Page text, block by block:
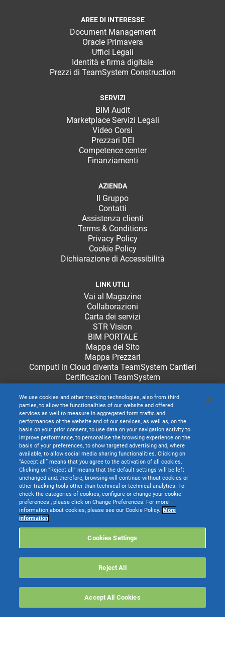
AREE DI INTERESSE
Document Management
Oracle Primavera
Uffici Legali
Identità e firma digitale
Prezzi di TeamSystem Construction
SERVIZI
BIM Audit
Marketplace Servizi Legali
Video Corsi
Prezzari DEI
Competence center
Finanziamenti
AZIENDA
Il Gruppo
Contatti
Assistenza clienti
Terms & Conditions
Privacy Policy
Cookie Policy
Dichiarazione di Accessibilità
LINK UTILI
Vai al Magazine
Collaborazioni
Carta dei servizi
STR Vision
BIM PORTALE
Mappa del Sito
Mappa Prezzari
Computi in Cloud diventa TeamSystem Cantieri
Certificazioni TeamSystem
TeamSystem S.p.A. società con socio unico soggetta all’attività di direzione e
coordinamento di TeamSystem Holdco S.p.A. - Cap. Soc. € 24.000.000 I.v. -
C.C.I.A.A. delle Marche - P.I. 01035310414
Websolute
We use cookies and other tracking technologies, also from third
parties, to allow the functionalities of our website and offered
services as well to measure in aggregated form traffic and
performances of the website and of our services, as well as, on the
basis on your prior consent, to use data on your navigation activity to
improve performance, to personalise the browsing experience on the
basis of your preferences, to show targeted advertising and, where
available, to allow social media sharing functionalities. Clicking on
“Accept all” means that you agree to the activation of all cookies.
Clicking on "Reject all" means that the default settings will be left
unchanged and, therefore, browsing will continue without cookies or
other tracking tools other than technical or technical analytics. To
check the categories of cookies, configure or change your cookie
preferences , please click on Change Preferences. For more
information about cookies, please see our Cookie Policy. More
information
Cookies Settings
Reject All
Accept All Cookies